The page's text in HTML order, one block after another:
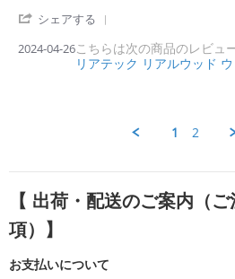
様
o
0
4
t
i
i
w
n
2
6
A
p
2
i
w
大
変
助
か
り
し
シェアする
h
a
e
b
2024-04-26こちらは次の商品のレビュ
リアテック リアルウッド
1 2
【 出荷・配送のご案内（
項）】
お支払いについて